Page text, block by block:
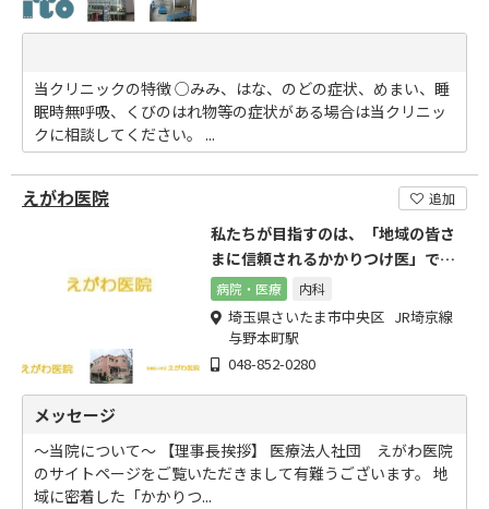
当クリニックの特徴 ○みみ、はな、のどの症状、めまい、睡
眠時無呼吸、くびのはれ物等の症状がある場合は当クリニッ
クに相談してください。 ...
えがわ医院 追加
私たちが目指すのは、「地域の皆さ
まに信頼されるかかりつけ医」で
す。
病院・医療 内科
埼玉県さいたま市中央区 JR埼京線
与野本町駅
048-852-0280
メッセージ
～当院について～ 【理事長挨拶】 医療法人社団 えがわ医院
のサイトページをご覧いただきまして有難うございます。 地
域に密着した「かかりつ...